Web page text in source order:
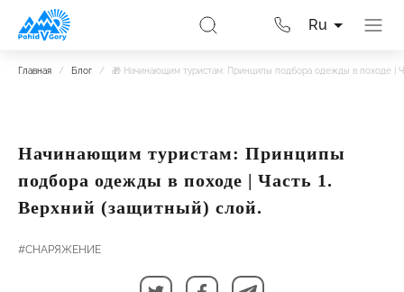
Ru
Главная / Блог / 🎁 Начинающим туристам: Принципы подбора одежды в походе |
Начинающим туристам: Принципы
подбора одежды в походе | Часть 1.
Верхний (защитный) слой.
#СНАРЯЖЕНИЕ